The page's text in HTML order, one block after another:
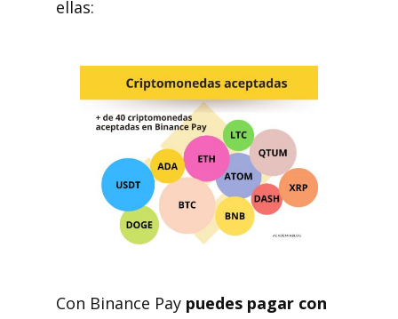
ellas:
Con Binance Pay puedes pagar con